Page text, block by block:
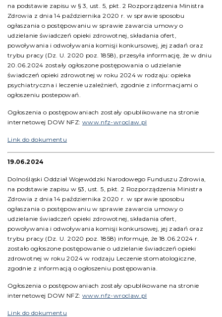
na podstawie zapisu w § 3, ust. 5, pkt. 2 Rozporządzenia Ministra
Zdrowia z dnia 14 października 2020 r. w sprawie sposobu
ogłaszania o postępowaniu w sprawie zawarcia umowy o
udzielanie świadczeń opieki zdrowotnej, składania ofert,
powoływania i odwoływania komisji konkursowej, jej zadań oraz
trybu pracy (Dz. U. 2020 poz. 1858), przesyła informację, że w dniu
20.06.2024 zostały ogłoszone postępowania o udzielanie
świadczeń opieki zdrowotnej w roku 2024 w rodzaju: opieka
psychiatryczna i leczenie uzależnień, zgodnie z informacjami o
ogłoszeniu postepowań.
Ogłoszenia o postępowaniach zostały opublikowane na stronie
internetowej DOW NFZ: www.nfz-wroclaw.pl
Link do dokumentu
19.06.2024
Dolnośląski Oddział Wojewódzki Narodowego Funduszu Zdrowia,
na podstawie zapisu w §3, ust. 5, pkt. 2 Rozporządzenia Ministra
Zdrowia z dnia 14 października 2020 r. w sprawie sposobu
ogłaszania o postępowaniu w sprawie zawarcia umowy o
udzielanie świadczeń opieki zdrowotnej, składania ofert,
powoływania i odwoływania komisji konkursowej, jej zadań oraz
trybu pracy (Dz. U. 2020 poz. 1858) informuje, że 18.06.2024 r.
zostało ogłoszone postępowanie o udzielanie świadczeń opieki
zdrowotnej w roku 2024 w rodzaju Leczenie stomatologiczne,
zgodnie z informacją o ogłoszeniu postępowania.
Ogłoszenia o postępowaniach zostały opublikowane na stronie
internetowej DOW NFZ: www.nfz-wroclaw.pl
Link do dokumentu